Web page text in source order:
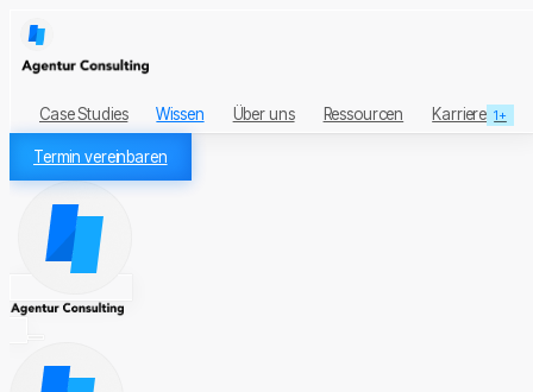
Case Studies Wissen Über uns Ressourcen Karriere 1+
Termin vereinbaren